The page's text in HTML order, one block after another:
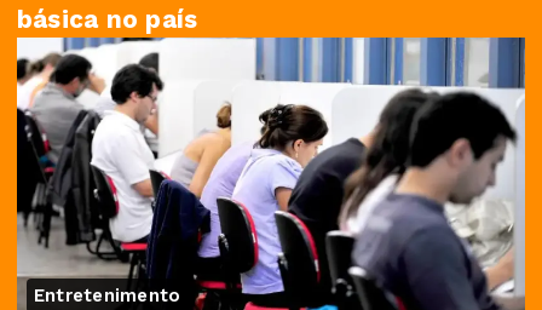
básica no país
Entretenimento